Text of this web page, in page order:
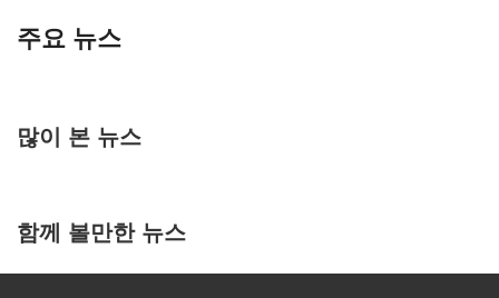
주요 뉴스
많이 본 뉴스
함께 볼만한 뉴스